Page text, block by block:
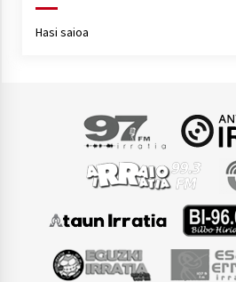
Hasi saioa